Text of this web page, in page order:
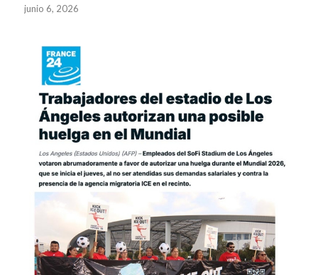
junio 6, 2026